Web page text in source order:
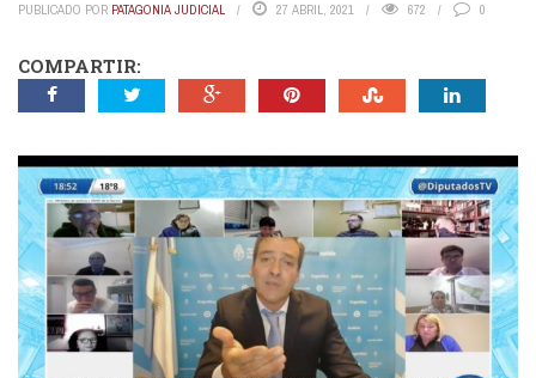
PUBLICADO POR PATAGONIA JUDICIAL 27 ABRIL, 2021 672 0
COMPARTIR: